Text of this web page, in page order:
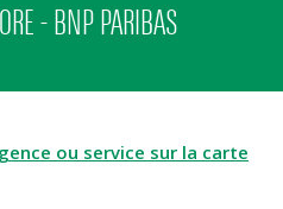
- BNP PARIBAS
ou service sur la carte